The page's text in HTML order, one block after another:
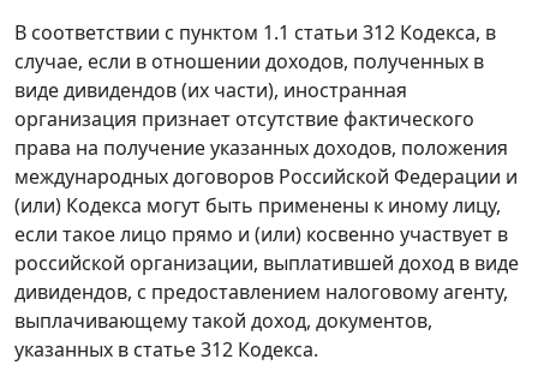
В соответствии с пунктом 1.1 статьи 312 Кодекса, в
случае, если в отношении доходов, полученных в
виде дивидендов (их части), иностранная
организация признает отсутствие фактического
права на получение указанных доходов, положения
международных договоров Российской Федерации и
(или) Кодекса могут быть применены к иному лицу,
если такое лицо прямо и (или) косвенно участвует в
российской организации, выплатившей доход в виде
дивидендов, с предоставлением налоговому агенту,
выплачивающему такой доход, документов,
указанных в статье 312 Кодекса.